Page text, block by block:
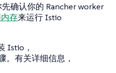
确认你的 Rancher worker
存来运行 Istio
Istio，
。有关详细信息，